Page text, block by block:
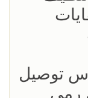
توصيل
رمي